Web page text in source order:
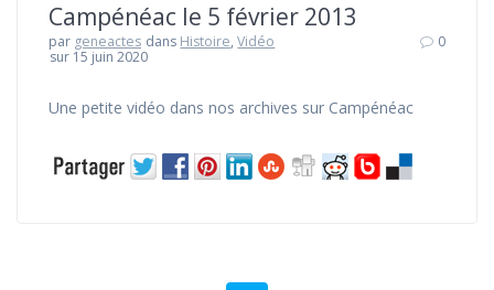
Campénéac le 5 février 2013
par geneactes dans Histoire,Vidéo
sur 15 juin 2020
0
Une petite vidéo dans nos archives sur Campénéac